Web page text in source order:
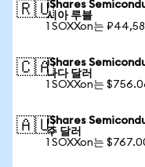
🇷🇺iShares
시아 루블
1 SOXXon는
🇨🇦iShares
나다 달러
1 SOXXon는
🇦🇺iShares
주 달러
1 SOXXon는